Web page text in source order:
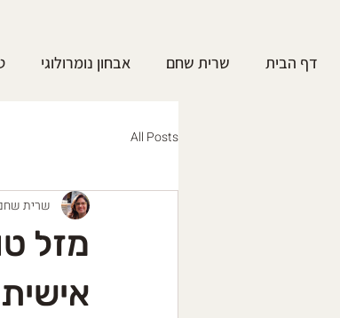
אבחון נומרולוגי שרית שחם דף הבית
All Posts
אישית 2023
שרית